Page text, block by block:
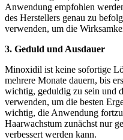
Anwendung empfohlen
des Herstellers genau zu
verwenden, um die
3. Geduld und Ausdauer
Minoxidil ist keine sofortige
mehrere Monate dauern, bis
wichtig, geduldig zu sein und
verwenden, um die besten
wichtig, die Anwendung
Haarwachstum zunächst nur
verbessert werden kann.